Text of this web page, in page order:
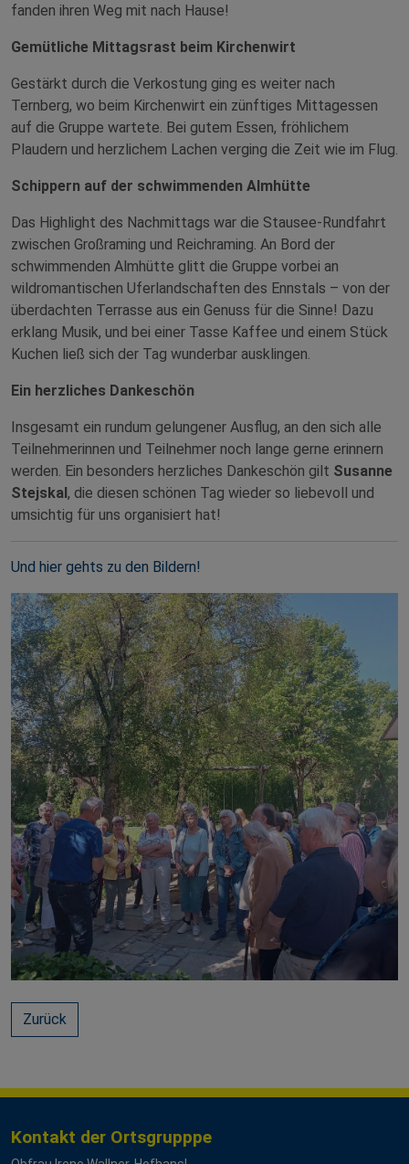
fanden ihren Weg mit nach Hause!
Gemütliche Mittagsrast beim Kirchenwirt
Gestärkt durch die Verkostung ging es weiter nach
Ternberg, wo beim Kirchenwirt ein zünftiges Mittagessen
auf die Gruppe wartete. Bei gutem Essen, fröhlichem
Plaudern und herzlichem Lachen verging die Zeit wie im Flug.
Schippern auf der schwimmenden Almhütte
Das Highlight des Nachmittags war die Stausee-Rundfahrt
zwischen Großraming und Reichraming. An Bord der
schwimmenden Almhütte glitt die Gruppe vorbei an
wildromantischen Uferlandschaften des Ennstals – von der
überdachten Terrasse aus ein Genuss für die Sinne! Dazu
erklang Musik, und bei einer Tasse Kaffee und einem Stück
Kuchen ließ sich der Tag wunderbar ausklingen.
Ein herzliches Dankeschön
Insgesamt ein rundum gelungener Ausflug, an den sich alle
Teilnehmerinnen und Teilnehmer noch lange gerne erinnern
werden. Ein besonders herzliches Dankeschön gilt Susanne
Stejskal, die diesen schönen Tag wieder so liebevoll und
umsichtig für uns organisiert hat!
Und hier gehts zu den Bildern!
Zurück
Kontakt der Ortsgrupppe